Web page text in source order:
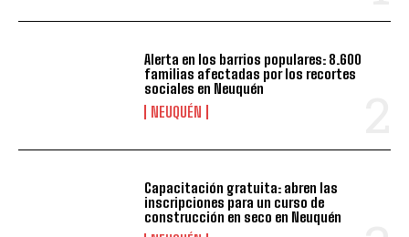
Alerta en los barrios populares: 8.600
familias afectadas por los recortes
sociales en Neuquén
NEUQUÉN
Capacitación gratuita: abren las
inscripciones para un curso de
construcción en seco en Neuquén